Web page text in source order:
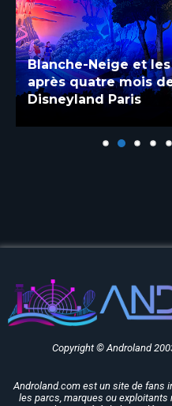
Blanche-Neige et
après quatre mois
Disneyland Paris
Copyright © Androland
Androland.com est un site de fans
les parcs, marques ou